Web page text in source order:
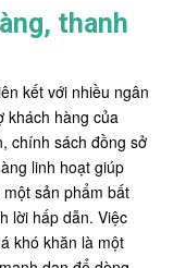
thanh
kết với nhiều ngân
khách hàng của
chính sách đồng sở
linh hoạt giúp
sản phẩm bất
lời hấp dẫn. Việc
khó khăn là một